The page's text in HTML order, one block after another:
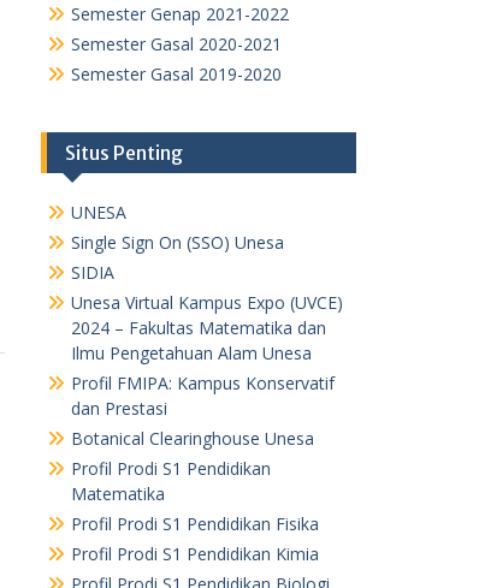
Semester Genap 2021-2022
Semester Gasal 2020-2021
Semester Gasal 2019-2020
Situs Penting
UNESA
Single Sign On (SSO) Unesa
SIDIA
Unesa Virtual Kampus Expo (UVCE)
2024 – Fakultas Matematika dan
Ilmu Pengetahuan Alam Unesa
Profil FMIPA: Kampus Konservatif
dan Prestasi
Botanical Clearinghouse Unesa
Profil Prodi S1 Pendidikan
Matematika
Profil Prodi S1 Pendidikan Fisika
Profil Prodi S1 Pendidikan Kimia